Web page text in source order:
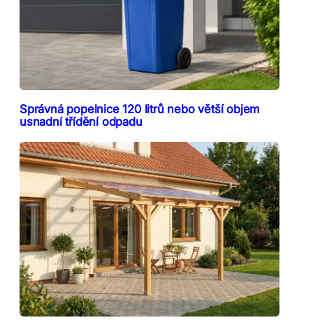
Správná popelnice 120 litrů nebo větší objem
usnadní třídění odpadu